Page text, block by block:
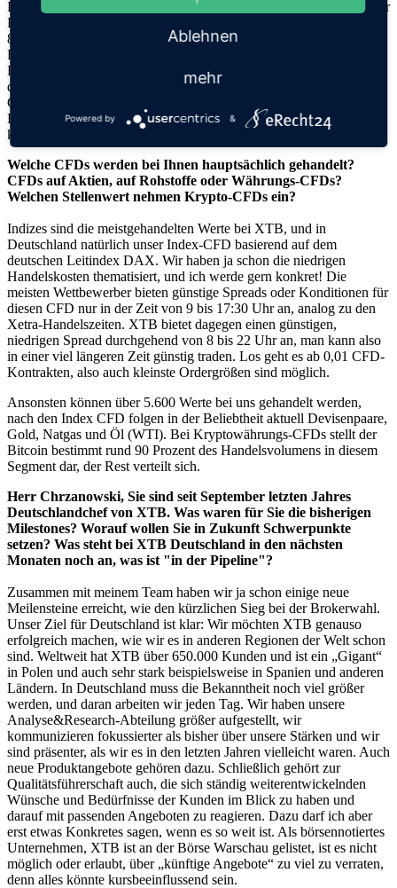
Deshalb mein Tipp zum Schluss: Machen Sie es so wie viele unserer
Kunden, teilen Sie Ihre Anlagen auf. Vielleicht setzen Sie 60 oder
80 Prozent Ihres Kapitals auf Aktien und ETF mit geringeren
Risiken und 20 oder 40 Prozent – je nach Alter, Erfahrung und
Risikoappetit ganz unterschiedlich – auf größere Risiken. Streuung
der Anlagen – eine weitere goldene Regel für die Börse! Und was
CFDs betrifft, so haben wir auch hier ein umfangreiches
Bildungsangebot auf unserer Seite, und die “Trockenübungen”
können Sie dann auch über ein Demokonto bei XTB machen.
Welche CFDs werden bei Ihnen hauptsächlich gehandelt?
CFDs auf Aktien, auf Rohstoffe oder Währungs-CFDs?
Welchen Stellenwert nehmen Krypto-CFDs ein?
Indizes sind die meistgehandelten Werte bei XTB, und in
Deutschland natürlich unser Index-CFD basierend auf dem
deutschen Leitindex DAX. Wir haben ja schon die niedrigen
Handelskosten thematisiert, und ich werde gern konkret! Die
meisten Wettbewerber bieten günstige Spreads oder Konditionen für
diesen CFD nur in der Zeit von 9 bis 17:30 Uhr an, analog zu den
Xetra-Handelszeiten. XTB bietet dagegen einen günstigen,
niedrigen Spread durchgehend von 8 bis 22 Uhr an, man kann also
in einer viel längeren Zeit günstig traden. Los geht es ab 0,01 CFD-
Kontrakten, also auch kleinste Ordergrößen sind möglich.
Ansonsten können über 5.600 Werte bei uns gehandelt werden,
nach den Index CFD folgen in der Beliebtheit aktuell Devisenpaare,
Gold, Natgas und Öl (WTI). Bei Kryptowährungs-CFDs stellt der
Bitcoin bestimmt rund 90 Prozent des Handelsvolumens in diesem
Segment dar, der Rest verteilt sich.
Herr Chrzanowski, Sie sind seit September letzten Jahres
Deutschlandchef von XTB. Was waren für Sie die bisherigen
Milestones? Worauf wollen Sie in Zukunft Schwerpunkte
setzen? Was steht bei XTB Deutschland in den nächsten
Monaten noch an, was ist "in der Pipeline"?
Zusammen mit meinem Team haben wir ja schon einige neue
Meilensteine erreicht, wie den kürzlichen Sieg bei der Brokerwahl.
Unser Ziel für Deutschland ist klar: Wir möchten XTB genauso
erfolgreich machen, wie wir es in anderen Regionen der Welt schon
sind. Weltweit hat XTB über 650.000 Kunden und ist ein „Gigant“
in Polen und auch sehr stark beispielsweise in Spanien und anderen
Ländern. In Deutschland muss die Bekanntheit noch viel größer
werden, und daran arbeiten wir jeden Tag. Wir haben unsere
Analyse&Research-Abteilung größer aufgestellt, wir
kommunizieren fokussierter als bisher über unsere Stärken und wir
sind präsenter, als wir es in den letzten Jahren vielleicht waren. Auch
neue Produktangebote gehören dazu. Schließlich gehört zur
Qualitätsführerschaft auch, die sich ständig weiterentwickelnden
Wünsche und Bedürfnisse der Kunden im Blick zu haben und
darauf mit passenden Angeboten zu reagieren. Dazu darf ich aber
erst etwas Konkretes sagen, wenn es so weit ist. Als börsennotiertes
Unternehmen, XTB ist an der Börse Warschau gelistet, ist es nicht
möglich oder erlaubt, über „künftige Angebote“ zu viel zu verraten,
denn alles könnte kursbeeinflussend sein.
Ablehnen
mehr
Powered by &